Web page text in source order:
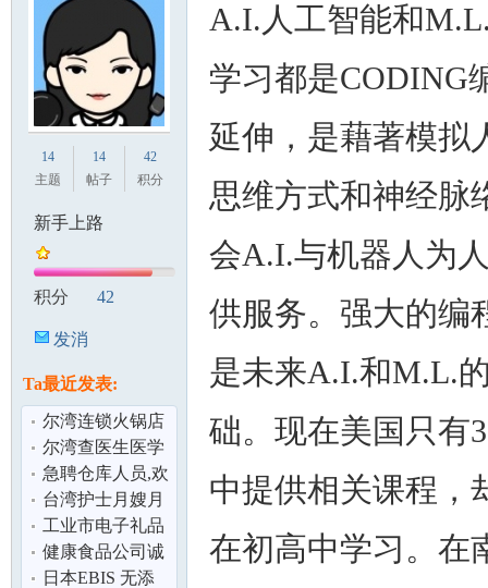
14
主题
14
帖子
42
积分
新手上路
积分 42
发消
Ta最近发表:
尔湾连锁火锅店
请人
尔湾查医生医学
中心招聘 护士 医
学助理 前
急聘仓库人员,欢
迎您的加入
台湾护士月嫂月
子餐,经验丰富,人
品好有责任
工业市电子礼品
公司招聘仓管以
及数码打印机
健康食品公司诚
招 销售人员 薪优
日本EBIS 无添
A.I.人工智能和
学习都是CODING
延伸，是藉著模拟
思维方式和神经脉
会A.I.与机器人为
供服务。强大的编
是未来A.I.和M.L.
础。现在美国只有
中提供相关课程，
在初高中学习。在